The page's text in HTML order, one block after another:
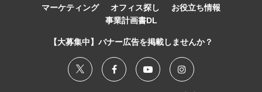
マーケティング オフィス探し
お役立ち情報
事業計画書DL
【大募集中】バナー広告を掲載しませんか？